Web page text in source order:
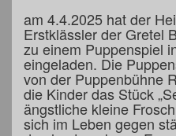
am 4.4.2025 hat der
Erstklässler der Gretel
zu einem Puppenspiel
eingeladen. Die
von der Puppenbühne
die Kinder das Stück
ängstliche kleine
sich im Leben gegen